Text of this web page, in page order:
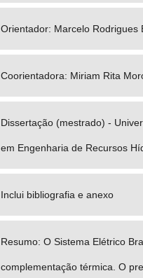
Orientador: Marcelo Rodrigues
Coorientadora: Miriam Rita
Dissertação (mestrado) -
em Engenharia de Recursos
Inclui bibliografia e anexo
Resumo: O Sistema Elétrico
complementação térmica. O